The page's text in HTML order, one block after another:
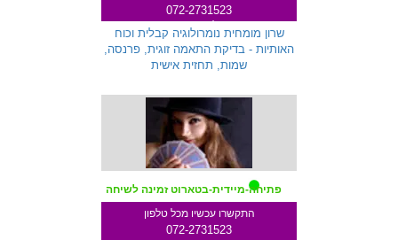
072-2731523
שלוחה 233
שרון מומחית נומרולוגיה קבלית וכוח
האותיות - בדיקת התאמה זוגית, פרנסה,
שמות, תחזית אישית
פתיחה-מיידית-בטארוט זמינה לשיחה
התקשרו עכשיו מכל טלפון
072-2731523